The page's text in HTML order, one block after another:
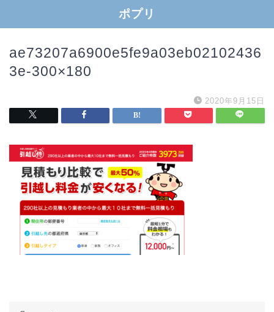
ポプリ
ae73207a6900e5fe9a03eb02102436
3e-300×180
2020年9月15日